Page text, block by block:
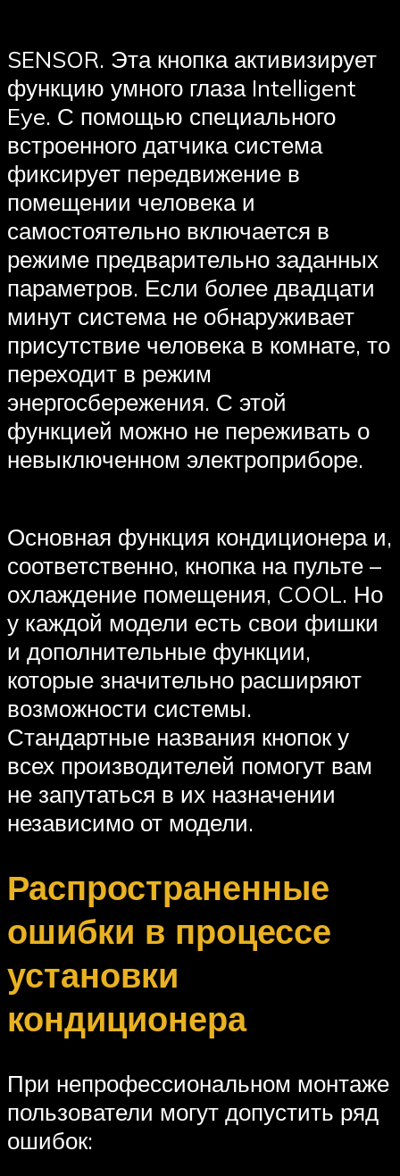
SENSOR. Эта кнопка активизирует
функцию умного глаза Intelligent
Eye. С помощью специального
встроенного датчика система
фиксирует передвижение в
помещении человека и
самостоятельно включается в
режиме предварительно заданных
параметров. Если более двадцати
минут система не обнаруживает
присутствие человека в комнате, то
переходит в режим
энергосбережения. С этой
функцией можно не переживать о
невыключенном электроприборе.
Основная функция кондиционера и,
соответственно, кнопка на пульте –
охлаждение помещения, COOL. Но
у каждой модели есть свои фишки
и дополнительные функции,
которые значительно расширяют
возможности системы.
Стандартные названия кнопок у
всех производителей помогут вам
не запутаться в их назначении
независимо от модели.
Распространенные
ошибки в процессе
установки
кондиционера
При непрофессиональном монтаже
пользователи могут допустить ряд
ошибок: